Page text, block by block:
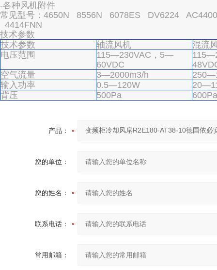
-各种风机附件
常见型号：4650N 8556N 6078ES DV6224
4414FNN
技术参数
技术参数
轴流风机
混流
电压范围
115—230VAC，5—
60VDC
空气流量
3—2000m3/h
输入功率
0.5—120W
背压
500Pa 600Pa
产品：
您的单位：
您的姓名：
联系电话：
常用邮箱：